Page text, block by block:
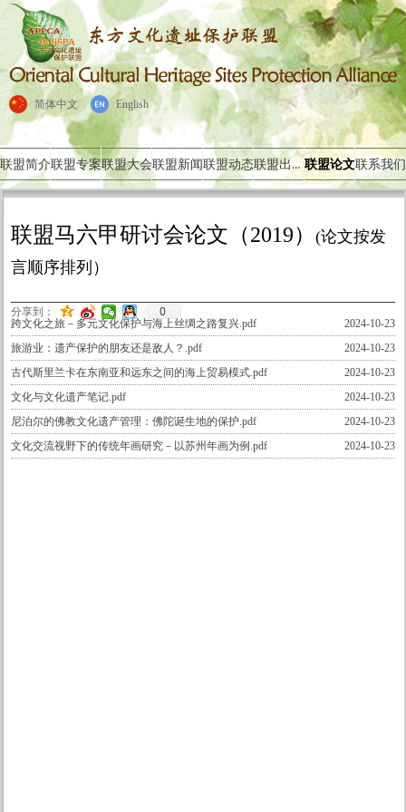
简体中文 English
联盟简介联盟专案联盟大会联盟新闻联盟动态 联盟出版物 联盟论文联系我们
联盟马六甲研讨会论文（2019）
(论文按发
言顺序排列）
分享到： 0
2024-10-23
跨文化之旅－多元文化保护与海上丝绸之路复兴.pdf
2024-10-23
旅游业：遗产保护的朋友还是敌人？.pdf
2024-10-23
古代斯里兰卡在东南亚和远东之间的海上贸易模式.pdf
2024-10-23
文化与文化遗产笔记.pdf
2024-10-23
尼泊尔的佛教文化遗产管理：佛陀诞生地的保护.pdf
2024-10-23
文化交流视野下的传统年画研究－以苏州年画为例.pdf